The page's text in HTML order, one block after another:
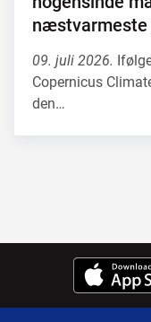
næstvarmeste
09. juli 2026.
Copernicus
den…